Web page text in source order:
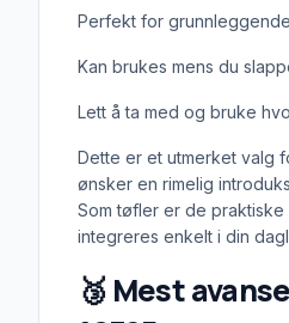
Perfekt for
Kan brukes mens du
Lett å ta med og bruke
Dette er et utmerket valg
ønsker en rimelig
Som tøfler er de
integreres enkelt i din
🥉 Mest